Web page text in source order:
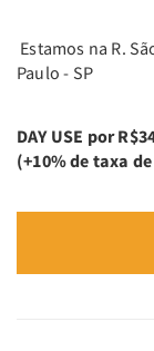
Estamos na R.
Paulo - SP
DAY USE por
(+10% de taxa